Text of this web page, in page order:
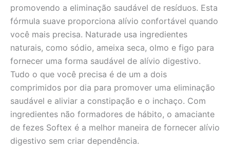
promovendo a eliminação saudável de resíduos. Esta
fórmula suave proporciona alívio confortável quando
você mais precisa. Naturade usa ingredientes
naturais, como sódio, ameixa seca, olmo e figo para
fornecer uma forma saudável de alívio digestivo.
Tudo o que você precisa é de um a dois
comprimidos por dia para promover uma eliminação
saudável e aliviar a constipação e o inchaço. Com
ingredientes não formadores de hábito, o amaciante
de fezes Softex é a melhor maneira de fornecer alívio
digestivo sem criar dependência.